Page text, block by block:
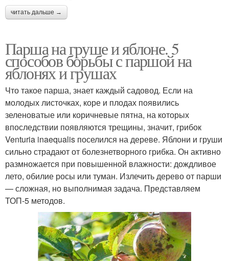
читать дальше →
Парша на груше и яблоне. 5
способов борьбы с паршой на
яблонях и грушах
Что такое парша, знает каждый садовод. Если на
молодых листочках, коре и плодах появились
зеленоватые или коричневые пятна, на которых
впоследствии появляются трещины, значит, грибок
Venturia inaequalis поселился на дереве. Яблони и груши
сильно страдают от болезнетворного грибка. Он активно
размножается при повышенной влажности: дождливое
лето, обилие росы или туман. Излечить дерево от парши
— сложная, но выполнимая задача. Представляем
ТОП-5 методов.